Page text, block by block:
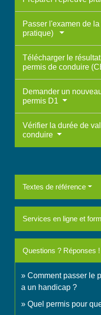
Passer l'examen de
pratique)
Télécharger le
permis de conduire
Demander un
permis D1
Vérifier la durée de
conduire
Textes de référence
Services en ligne et
Questions ? Réponses !
Comment passer le
a un handicap ?
Quel permis pour